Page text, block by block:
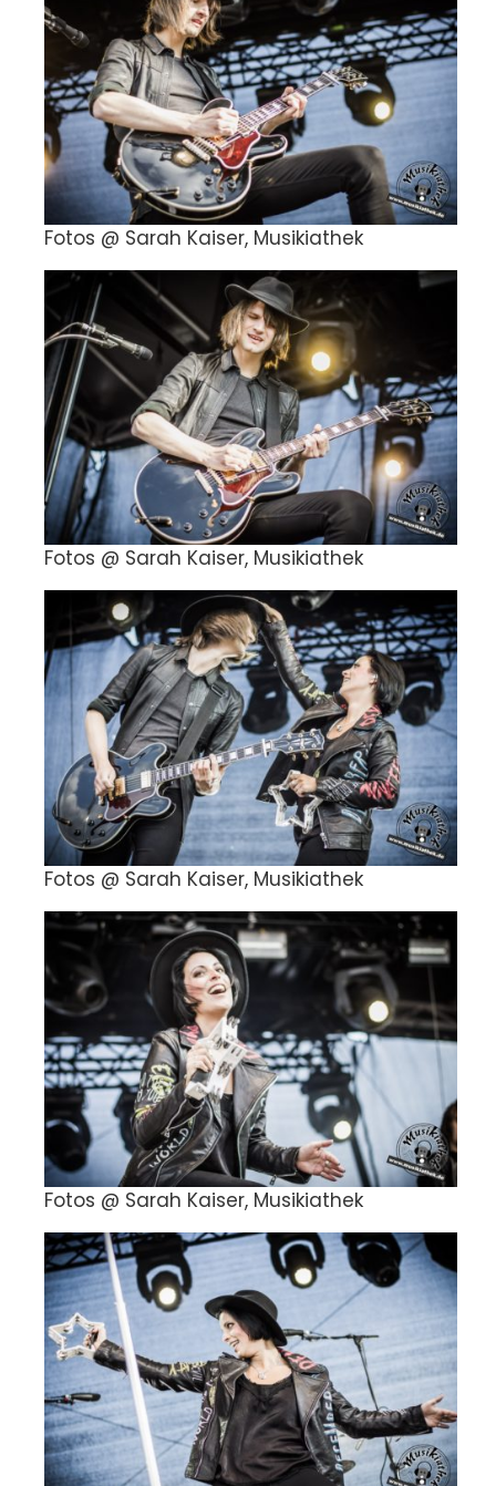
Fotos @ Sarah Kaiser, Musikiathek
Fotos @ Sarah Kaiser, Musikiathek
Fotos @ Sarah Kaiser, Musikiathek
Fotos @ Sarah Kaiser, Musikiathek